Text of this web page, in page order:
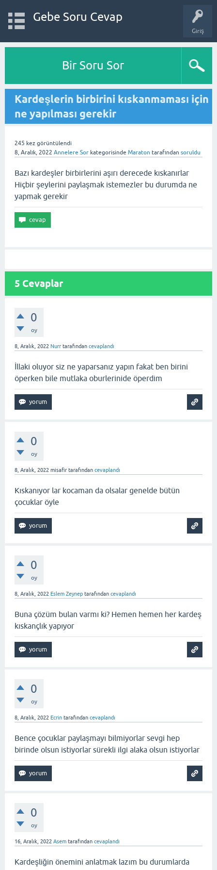
Giriş
Gebe Soru Cevap
Bir Soru Sor
Kardeşlerin birbirini kıskanmaması için
ne yapılması gerekir
245 kez görüntülendi
8, Aralık, 2022 Annelere Sor kategorisinde Maraton tarafından soruldu
Bazı kardeşler birbirlerini aşırı derecede kıskanırlar
Hiçbir şeylerini paylaşmak istemezler bu durumda ne
yapmak gerekir
5 Cevaplar
0
oy
8, Aralık, 2022 Nurr tarafından cevaplandı
İllaki oluyor siz ne yaparsanız yapın fakat ben birini
öperken bile mutlaka oburlerinide öperdim
0
oy
8, Aralık, 2022 misafir tarafından cevaplandı
Kıskanıyor lar kocaman da olsalar genelde bütün
çocuklar öyle
0
oy
8, Aralık, 2022 Eslem Zeynep tarafından cevaplandı
Buna çözüm bulan varmı ki? Hemen hemen her kardeş
kıskançlık yapıyor
0
oy
8, Aralık, 2022 Ecrin tarafından cevaplandı
Bence çocuklar paylaşmayı bilmiyorlar sevgi hep
birinde olsun istiyorlar sürekli ilgi alaka olsun istiyorlar
0
oy
16, Aralık, 2022 Asem tarafından cevaplandı
Kardeşliğin önemini anlatmak lazım bu durumlarda